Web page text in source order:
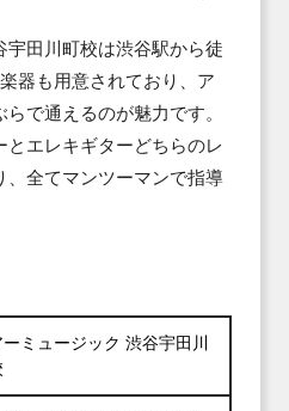
宇田川町校は渋谷駅から徒
器も用意されており、ア
で通えるのが魅力です。
とエレキギターどちらのレ
、全てマンツーマンで指導
ーミュージック 渋谷宇田川